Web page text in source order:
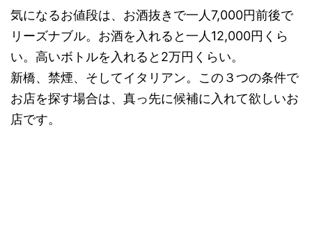
気になるお値段は、お酒抜きで一人7,000円前後で
リーズナブル。お酒を入れると一人12,000円くら
い。高いボトルを入れると2万円くらい。
新橋、禁煙、そしてイタリアン。この３つの条件で
お店を探す場合は、真っ先に候補に入れて欲しいお
店です。